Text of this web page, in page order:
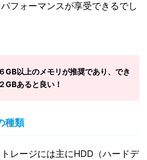
フォーマンスが享受できるでし
GB以上のメモリが推奨であり、でき
GBあると良い！
種類
レージには主にHDD（ハードデ